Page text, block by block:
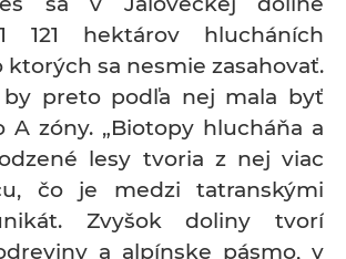
121 hektárov hlucháních
ktorých sa nesmie zasahovať.
by preto podľa nej mala byť
A zóny. „Biotopy hlucháňa a
lesy tvoria z nej viac
čo je medzi tatranskými
Zvyšok doliny tvorí
a alpínske pásmo, v